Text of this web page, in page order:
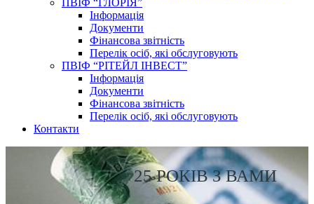
ПВІФ “ГЛОРІЯ”
Інформація
Документи
Фінансова звітність
Перелік осіб, які обслуговують
ПВІФ “РІТЕЙЛ ІНВЕСТ”
Інформація
Документи
Фінансова звітність
Перелік осіб, які обслуговують
Контакти
25 РОКІВ З ВАМИ